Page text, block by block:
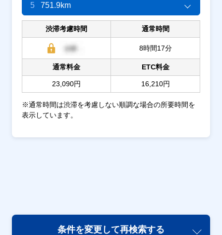
5 751.9km
渋滞考慮時間 通常時間
8時間17分
通常料金
23,090円
ETC料金
16,210円
※通常時間は渋滞を考慮しない順調な場合の所要時間を
表示しています。
条件を変更して再検索する